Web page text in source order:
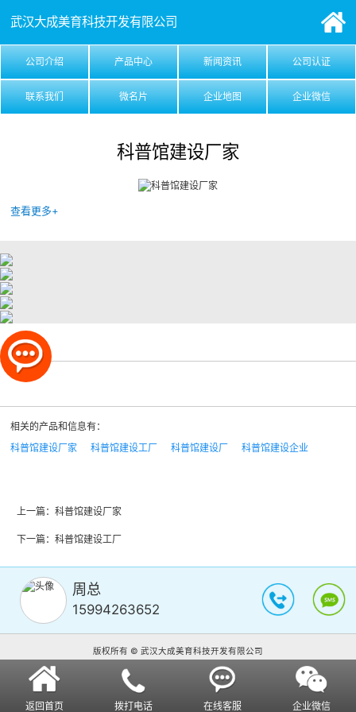
武汉大成美育科技开发有限公司
公司介绍 产品中心 新闻资讯 公司认证
联系我们 微名片 企业地图 企业微信
科普馆建设厂家
查看更多+
相关的产品和信息有：
科普馆建设厂家
科普馆建设工厂 科普馆建设厂 科普馆建设企业
上一篇： 科普馆建设厂家
下一篇： 科普馆建设工厂
周总
15994263652
版权所有 © 武汉大成美育科技开发有限公司
返回首页 拨打电话 在线客服 企业微信